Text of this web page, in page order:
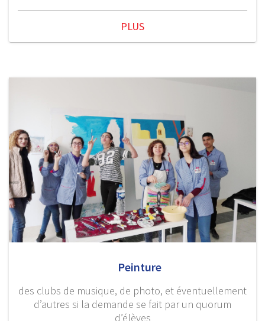
PLUS
Peinture
des clubs de musique, de photo, et éventuellement
d’autres si la demande se fait par un quorum
d’élèves